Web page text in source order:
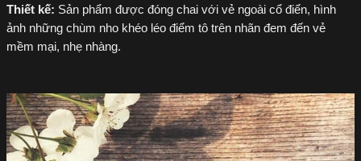
Thiết kế: Sản phẩm được đóng chai với vẻ ngoài cổ điển, hình
ảnh những chùm nho khéo léo điểm tô trên nhãn đem đến vẻ
mềm mại, nhẹ nhàng.